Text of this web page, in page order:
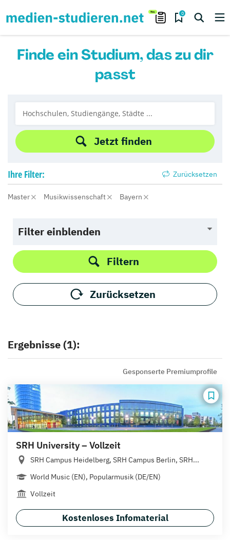
0
Finde ein Studium, das zu dir
passt
Jetzt finden
Ihre Filter: Zurücksetzen
Master Musikwissenschaft Bayern
Filter einblenden
Filtern
Zurücksetzen
Ergebnisse (1):
Gesponserte Premiumprofile
SRH University – Vollzeit
SRH Campus Heidelberg, SRH Campus Berlin, SRH...
World Music (EN), Popularmusik (DE/EN)
Vollzeit
Kostenloses Infomaterial